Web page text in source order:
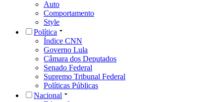
Auto
Comportamento
Style
Política
Índice CNN
Governo Lula
Câmara dos Deputados
Senado Federal
Supremo Tribunal Federal
Políticas Públicas
Nacional